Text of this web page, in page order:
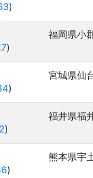
)
)
福岡県小
)
宮城県仙
)
福井県福
)
熊本県宇